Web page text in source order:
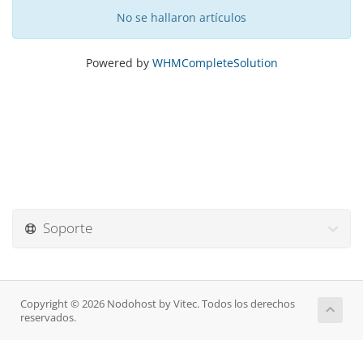
No se hallaron artículos
Powered by WHMCompleteSolution
Soporte
Copyright © 2026 Nodohost by Vitec. Todos los derechos
reservados.